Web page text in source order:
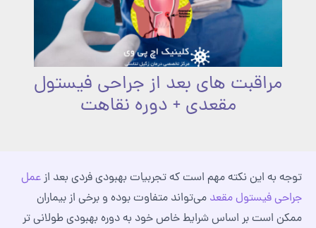
مراقبت های بعد از جراحی فیستول
مقعدی + دوره نقاهت
توجه به این نکته مهم است که تجربیات بهبودی فردی بعد ازعمل
جراحی فیستول مقعد می‌تواند متفاوت بوده و برخی از بیماران
ممکن است بر اساس شرایط خاص خود به دوره بهبودی طولانی‌ تر